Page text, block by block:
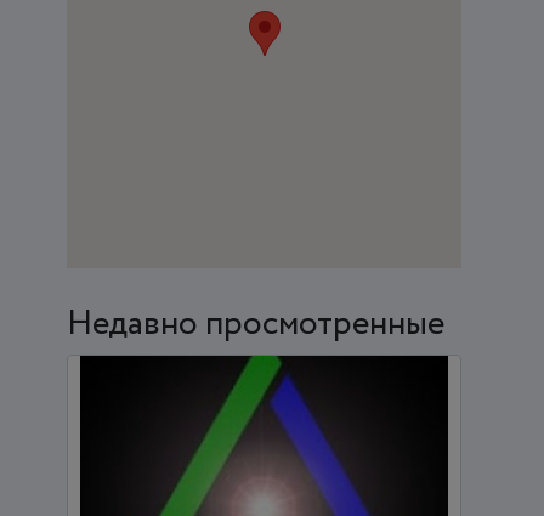
Недавно просмотренные